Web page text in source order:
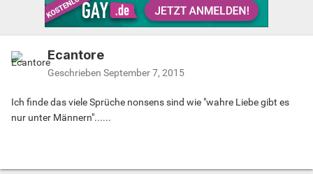
Ecantore
Geschrieben September 7, 2015
Ich finde das viele Sprüche nonsens sind wie "wahre Liebe gibt es
nur unter Männern"......